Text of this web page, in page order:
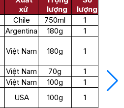
xứ
lượng
lượng
Chile 750ml
1
Argentina 180g
1
Việt Nam 180g 1
Việt Nam 70g
1
Việt Nam 100g
1
USA 100g
1